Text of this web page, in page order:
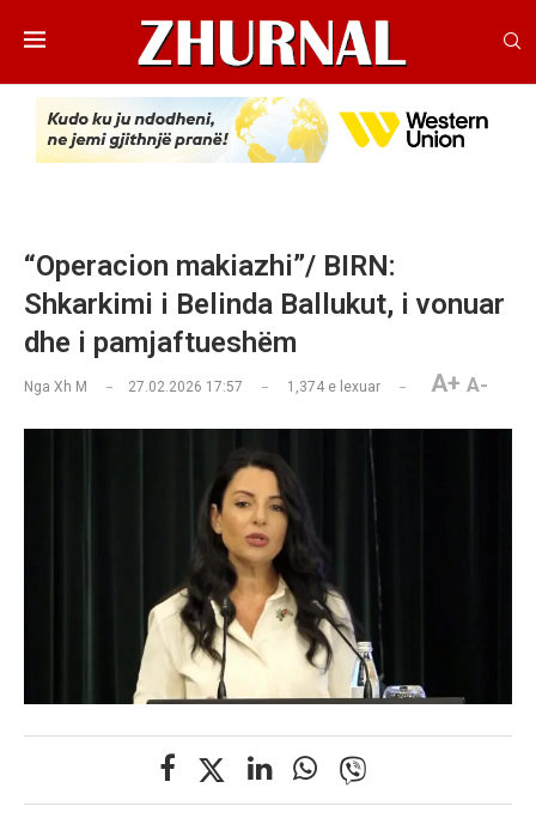
“Operacion makiazhi”/ BIRN:
Shkarkimi i Belinda Ballukut, i vonuar
dhe i pamjaftueshëm
Nga Xh M 27.02.2026 17:57 1,374 e lexuar A+ A-